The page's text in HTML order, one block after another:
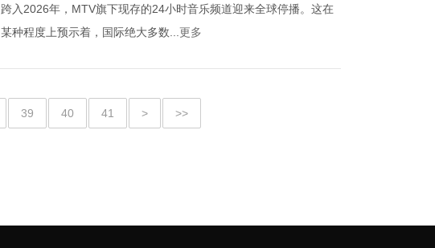
跨入2026年，MTV旗下现存的24小时音乐频道迎来全球停播。这在
某种程度上预示着，国际绝大多数...更多
39 40 41 > >>